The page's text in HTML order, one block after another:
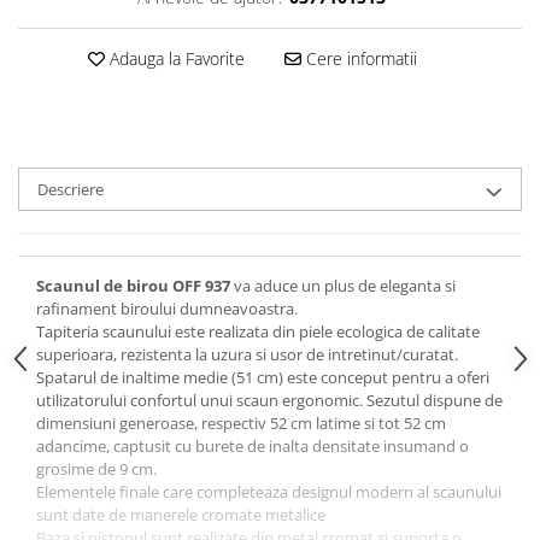
Adauga la Favorite Cere informatii
Descriere
Scaunul de birou OFF 937va aduce un plus de eleganta si
rafinament biroului dumneavoastra.
Tapiteria scaunului este realizata din piele ecologica de calitate
superioara, rezistenta la uzura si usor de intretinut/curatat.
Spatarul de inaltime medie (51 cm) este conceput pentru a oferi
utilizatorului confortul unui scaun ergonomic. Sezutul dispune de
dimensiuni generoase, respectiv 52 cm latime si tot 52 cm
adancime, captusit cu burete de inalta densitate insumand o
grosime de 9 cm.
Elementele finale care completeaza designul modern al scaunului
sunt date de manerele cromate metalice